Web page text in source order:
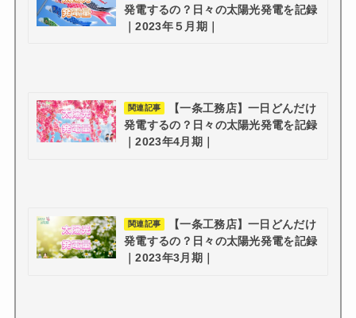
発電するの？日々の太陽光発電を記録
｜2023年５月期｜
関連記事
【一条工務店】一日どんだけ
発電するの？日々の太陽光発電を記録
｜2023年4月期｜
関連記事
【一条工務店】一日どんだけ
発電するの？日々の太陽光発電を記録
｜2023年3月期｜